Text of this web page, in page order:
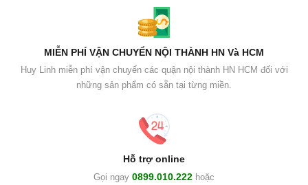
MIỄN PHÍ VẬN CHUYỂN NỘI THÀNH HN Và HCM
Huy Linh miễn phí vận chuyển các quận nội thành HN HCM đối với
những sản phẩm có sẵn tại từng miền.
Hỗ trợ online
Gọi ngay 0899.010.222 hoặc